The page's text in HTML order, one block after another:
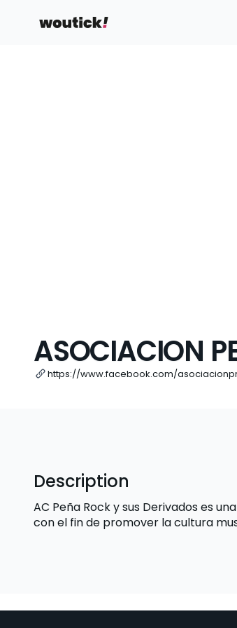
ASOCIACION
https://www.facebook.com/
Description
AC Peña Rock y sus Derivados es
con el fin de promover la cultura